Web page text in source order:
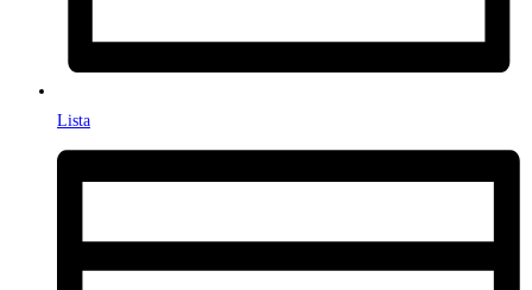
Lista